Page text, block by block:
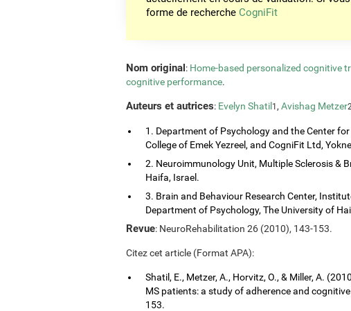
forme de recherche CogniFit
Nom original: Home-based personalized cognitive
cognitive performance.
Auteurs et autrices: Evelyn Shatil 1 , Avishag Metzer2
1. Department of Psychology and the Center
College of Emek Yezreel, and CogniFit Ltd,
2. Neuroimmunology Unit, Multiple Sclerosis &
Haifa, Israel.
3. Brain and Behaviour Research Center,
Department of Psychology, The University of
Revue: NeuroRehabilitation 26 (2010), 143-153.
Citez cet article (Format APA):
Shatil, E., Metzer, A., Horvitz, O., & Miller, A.
MS patients: a study of adherence and
153.